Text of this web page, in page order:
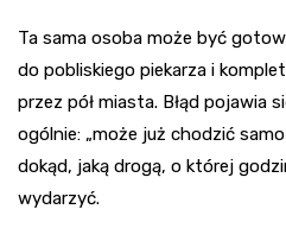
Ta sama osoba może być
do pobliskiego piekarza i
przez pół miasta. Błąd pojawia
ogólnie: „może już chodzić
dokąd, jaką drogą, o której
wydarzyć.